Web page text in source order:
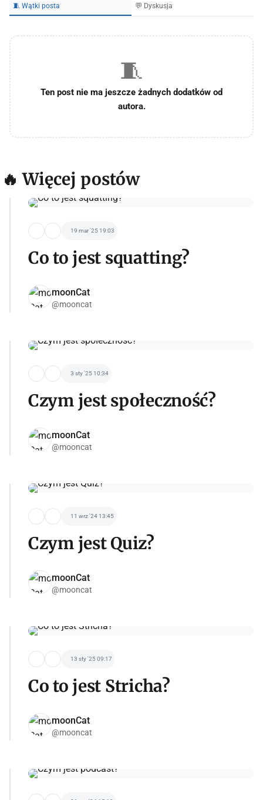
🧵 Wątki posta 💬 Dyskusja
🧵
Ten post nie ma jeszcze żadnych dodatków od
autora.
🔥 Więcej postów
19 mar '25 19:03
Co to jest squatting?
moonCat
@mooncat
3 sty '25 10:34
Czym jest społeczność?
moonCat
@mooncat
11 wrz '24 13:45
Czym jest Quiz?
moonCat
@mooncat
13 sty '25 09:17
Co to jest Stricha?
moonCat
@mooncat